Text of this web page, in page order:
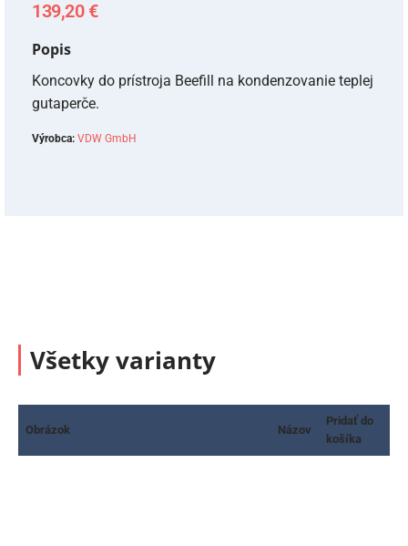
139,20 €
Popis
Koncovky do prístroja Beefill na kondenzovanie teplej
gutaperče.
Výrobca: VDW GmbH
Všetky varianty
Obrázok Názov
Pridať do
košíka